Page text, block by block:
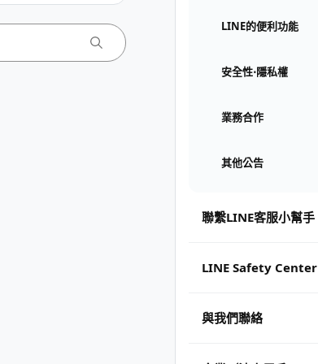
LINE的便利功能
安全性⋅隱私權
業務合作
其他公告
聯繫LINE客服小幫手
LINE Safety Center
與我們聯絡